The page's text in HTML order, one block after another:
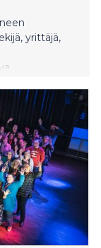
yrittäjä,
Kaikki
omasta
tuoda